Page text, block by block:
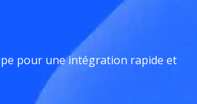
pour une intégration rapide et